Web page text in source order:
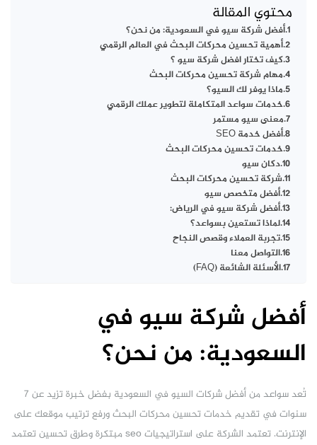
محتوي المقالة
أفضل شركة سيو في السعودية: من نحن؟
أهمية تحسين محركات البحث في العالم الرقمي
كيف تختار افضل شركة سيو ؟
مهام شركة تحسين محركات البحث
ماذا يوفر لك السيو؟
خدمات سواعد المتكاملة لتطوير عملك الرقمي
معنى سيو مستمر
أفضل خدمة SEO
خدمات تحسين محركات البحث
دكان سيو
شركة تحسين محركات البحث
أفضل متخصص سيو
أفضل شركة سيو في الرياض:
لماذا تستعين بسواعد؟
تجربة العملاء وقصص النجاح
التواصل معنا
الأسئلة الشائعة (FAQ)
أفضل شركة سيو في
السعودية: من نحن؟
تُعد سواعد من أفضل شركات السيو في السعودية بفضل خبرة تزيد عن 7
سنوات في تقديم خدمات تحسين محركات البحث ورفع ترتيب موقعك على
الإنترنت. تعتمد الشركة على استراتيجيات seo مبتكرة وطرق تحسين تعتمد